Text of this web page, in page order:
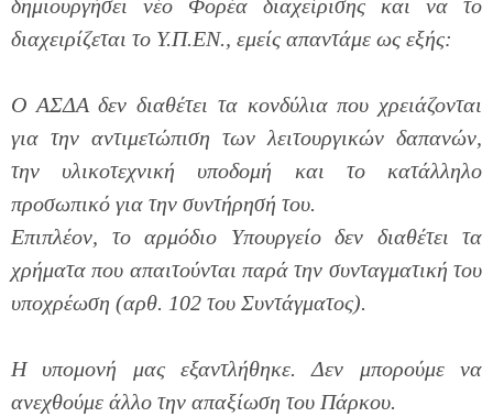
δημιουργήσει νέο Φορέα διαχείρισης και να το
διαχειρίζεται το Υ.Π.ΕΝ., εμείς απαντάμε ως εξής:
Ο ΑΣΔΑ δεν διαθέτει τα κονδύλια που χρειάζονται
για την αντιμετώπιση των λειτουργικών δαπανών,
την υλικοτεχνική υποδομή και το κατάλληλο
προσωπικό για την συντήρησή του.
Επιπλέον, το αρμόδιο Υπουργείο δεν διαθέτει τα
χρήματα που απαιτούνται παρά την συνταγματική του
υποχρέωση (αρθ. 102 του Συντάγματος).
Η υπομονή μας εξαντλήθηκε. Δεν μπορούμε να
ανεχθούμε άλλο την απαξίωση του Πάρκου.